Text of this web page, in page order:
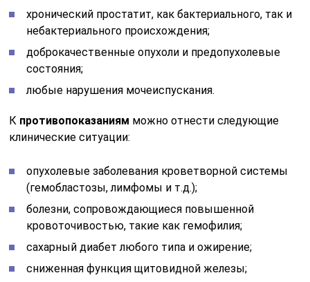
хронический простатит, как бактериального, так и
небактериального происхождения;
доброкачественные опухоли и предопухолевые
состояния;
любые нарушения мочеиспускания.
К противопоказаниям можно отнести следующие
клинические ситуации:
опухолевые заболевания кроветворной системы
(гемобластозы, лимфомы и т.д.);
болезни, сопровождающиеся повышенной
кровоточивостью, такие как гемофилия;
сахарный диабет любого типа и ожирение;
сниженная функция щитовидной железы;